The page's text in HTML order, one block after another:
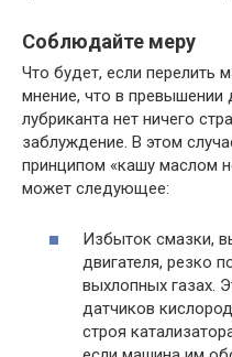
Соблюдайте меру
Что будет, если перелить
мнение, что в превышении
лубриканта нет ничего
заблуждение. В этом
принципом «кашу маслом
может следующее:
Избыток смазки,
двигателя, резко
выхлопных газах.
датчиков
строя